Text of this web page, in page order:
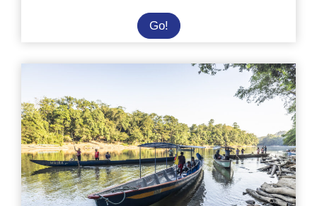
Go!Agroécologie
et
soins
en
Équateur